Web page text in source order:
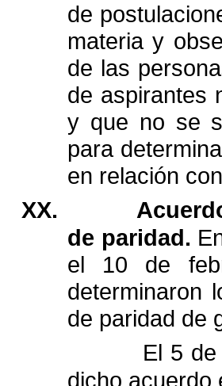
de
materia y
de las
de aspirantes
y que no se
para
en relación con
XX.
de paridad.
el
10 de
determinaron
de paridad de
El 5 de
dicho acuerdo